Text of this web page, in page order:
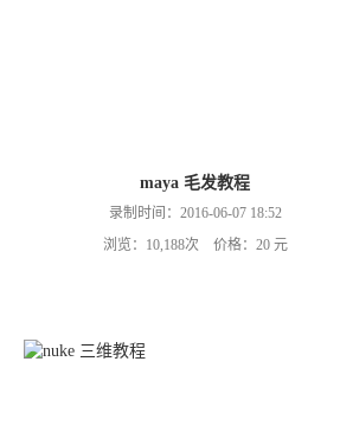
maya 毛发教程
录制时间：2016-06-07 18:52
浏览：10,188次 价格：20 元